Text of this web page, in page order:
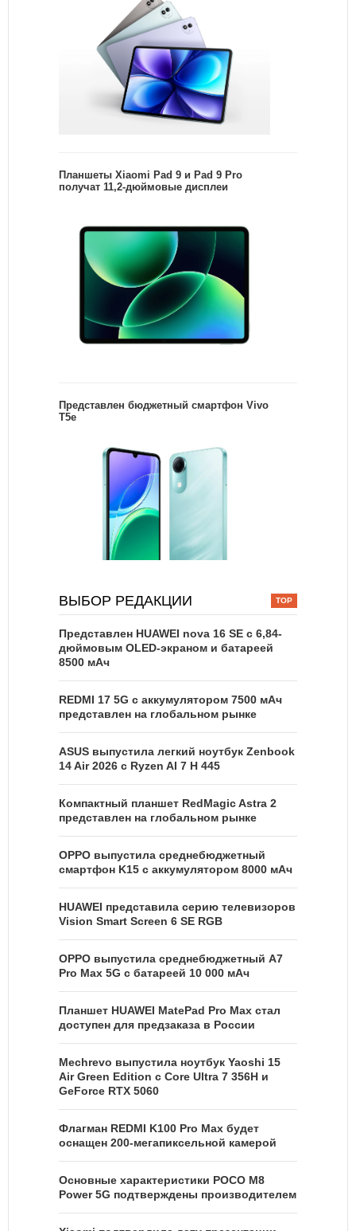
Планшеты Xiaomi Pad 9 и Pad 9 Pro
получат 11,2-дюймовые дисплеи
Представлен бюджетный смартфон Vivo
T5e
ВЫБОР РЕДАКЦИИ
Представлен HUAWEI nova 16 SE с 6,84-
дюймовым OLED-экраном и батареей
8500 мАч
REDMI 17 5G c аккумулятором 7500 мАч
представлен на глобальном рынке
ASUS выпустила легкий ноутбук Zenbook
14 Air 2026 с Ryzen AI 7 H 445
Компактный планшет RedMagic Astra 2
представлен на глобальном рынке
OPPO выпустила среднебюджетный
смартфон K15 с аккумулятором 8000 мАч
HUAWEI представила серию телевизоров
Vision Smart Screen 6 SE RGB
OPPO выпустила среднебюджетный A7
Pro Max 5G с батареей 10 000 мАч
Планшет HUAWEI MatePad Pro Max стал
доступен для предзаказа в России
Mechrevo выпустила ноутбук Yaoshi 15
Air Green Edition с Core Ultra 7 356H и
GeForce RTX 5060
Флагман REDMI K100 Pro Max будет
оснащен 200-мегапиксельной камерой
Основные характеристики POCO M8
Power 5G подтверждены производителем